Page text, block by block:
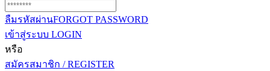
ลืมรหัสผ่านFORGOT PASSWORD
เข้าสู่ระบบ LOGIN
หรือ
สมัครสมาชิก / REGISTER